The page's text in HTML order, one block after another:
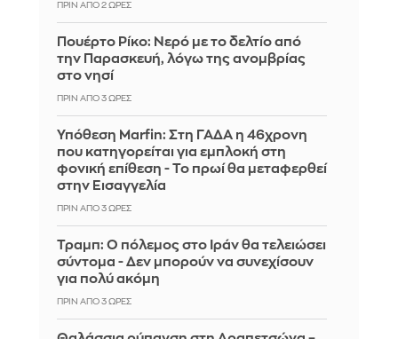
ΠΡΙΝ ΑΠΌ 2 ΏΡΕΣ
Πουέρτο Ρίκο: Νερό με το δελτίο από
την Παρασκευή, λόγω της ανομβρίας
στο νησί
ΠΡΙΝ ΑΠΌ 3 ΏΡΕΣ
Υπόθεση Marfin: Στη ΓΑΔΑ η 46χρονη
που κατηγορείται για εμπλοκή στη
φονική επίθεση - Το πρωί θα μεταφερθεί
στην Εισαγγελία
ΠΡΙΝ ΑΠΌ 3 ΏΡΕΣ
Τραμπ: Ο πόλεμος στο Ιράν θα τελειώσει
σύντομα - Δεν μπορούν να συνεχίσουν
για πολύ ακόμη
ΠΡΙΝ ΑΠΌ 3 ΏΡΕΣ